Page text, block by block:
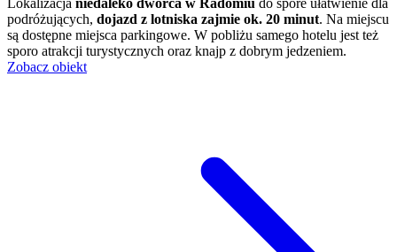
Lokalizacja niedaleko dworca w Radomiu do spore ułatwienie dla
podróżujących, dojazd z lotniska zajmie ok. 20 minut. Na miejscu
są dostępne miejsca parkingowe. W pobliżu samego hotelu jest też
sporo atrakcji turystycznych oraz knajp z dobrym jedzeniem.
Zobacz obiekt